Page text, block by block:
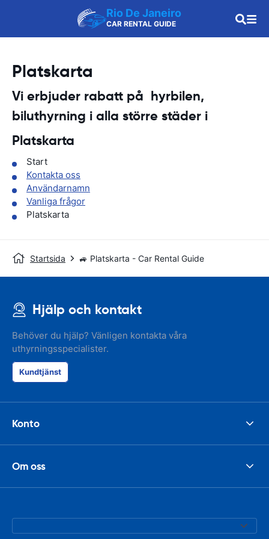
Rio De Janeiro
CAR RENTAL GUIDE
Platskarta
Vi erbjuder rabatt på hyrbilen,
biluthyrning i alla större städer i
Platskarta
Start
Kontakta oss
Användarnamn
Vanliga frågor
Platskarta
Startsida 🚙 Platskarta - Car Rental Guide
Hjälp och kontakt
Behöver du hjälp? Vänligen kontakta våra
uthyrningsspecialister.
Kundtjänst
Konto
Om oss